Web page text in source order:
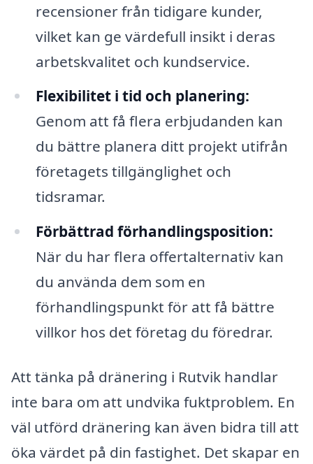
recensioner från tidigare kunder,
vilket kan ge värdefull insikt i deras
arbetskvalitet och kundservice.
Flexibilitet i tid och planering:
Genom att få flera erbjudanden kan
du bättre planera ditt projekt utifrån
företagets tillgänglighet och
tidsramar.
Förbättrad förhandlingsposition:
När du har flera offertalternativ kan
du använda dem som en
förhandlingspunkt för att få bättre
villkor hos det företag du föredrar.
Att tänka på dränering i Rutvik handlar
inte bara om att undvika fuktproblem. En
väl utförd dränering kan även bidra till att
öka värdet på din fastighet. Det skapar en